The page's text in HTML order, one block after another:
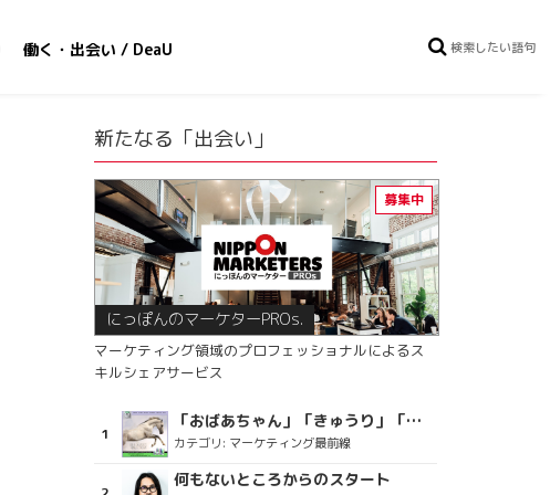
働く・出会い / DeaU
新たなる「出会い」
にっぽんのマーケターPROs.
マーケティング領域のプロフェッショナルによるス
キルシェアサービス
「おばあちゃん」「きゅうり」「ディスコで踊るおじさん」をCM素材に使った、「気持ちよさ」が売りの意外な商品とは？
カテゴリ: マーケティング最前線
何もないところからのスタート